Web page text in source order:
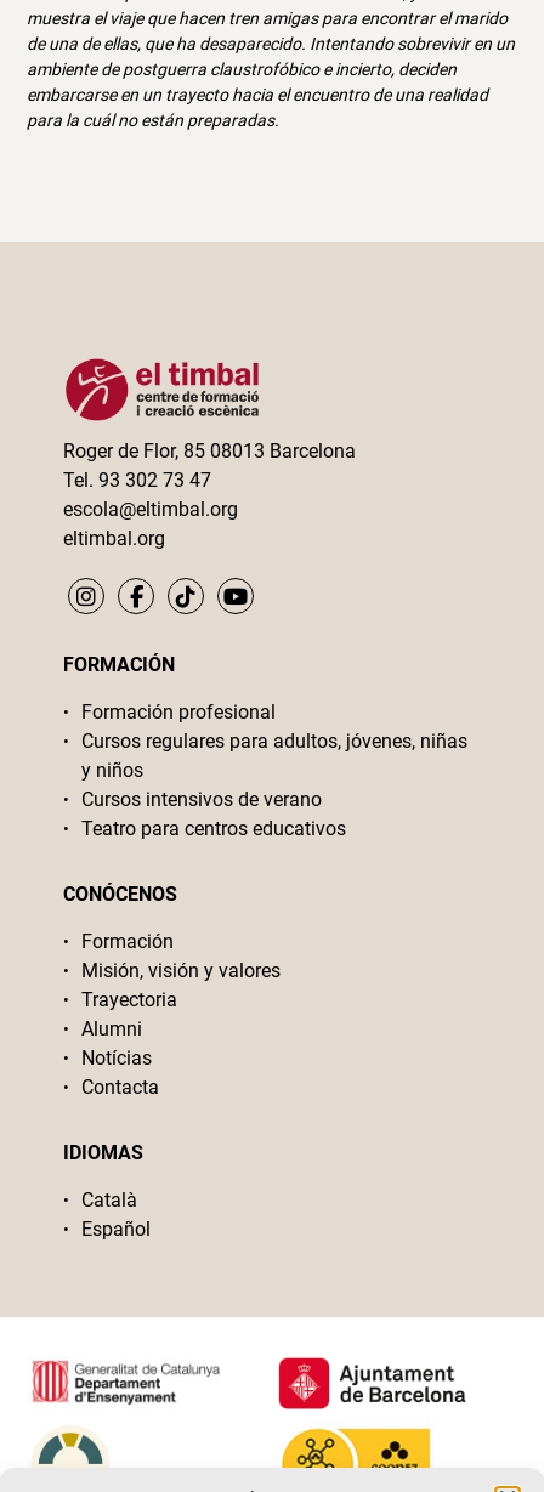
muestra el viaje que hacen tren amigas para encontrar el marido
de una de ellas, que ha desaparecido. Intentando sobrevivir en un
ambiente de postguerra claustrofóbico e incierto, deciden
embarcarse en un trayecto hacia el encuentro de una realidad
para la cuál no están preparadas.
Roger de Flor, 85 08013 Barcelona
Tel. 93 302 73 47
escola@eltimbal.org
eltimbal.org
FORMACIÓN
Formación profesional
Cursos regulares para adultos, jóvenes, niñas
y niños
Cursos intensivos de verano
Teatro para centros educativos
CONÓCENOS
Formación
Misión, visión y valores
Trayectoria
Alumni
Notícias
Contacta
IDIOMAS
Català
Español